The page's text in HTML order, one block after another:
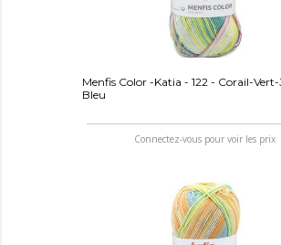
Menfis Color -Katia - 122 - Corail-
Bleu
Connectez-vous pour voir les prix